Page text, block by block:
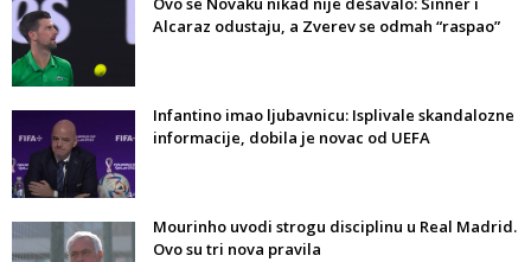
Alcaraz odustaju, a Zverev se odmah “raspao”
Infantino imao ljubavnicu: Isplivale skandalozne
informacije, dobila je novac od UEFA
Mourinho uvodi strogu disciplinu u Real Madrid.
Ovo su tri nova pravila